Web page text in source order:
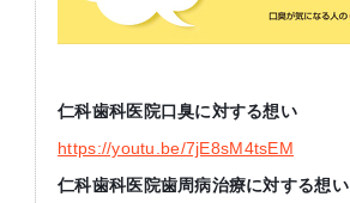
仁科歯科医院口臭に対する想い
https://youtu.be/7jE8sM4tsEM
仁科歯科医院歯周病治療に対する想い